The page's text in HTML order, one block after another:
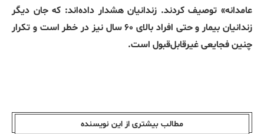
عامدانه» توصیف کردند. زندانیان هشدار داده‌اند: که جان دیگر
زندانیان بیمار و حتی افراد بالای ۶۰ سال نیز در خطر است و تکرار
چنین فجایعی غیرقابل‌قبول است.
مطالب بیشتری از این نویسندە